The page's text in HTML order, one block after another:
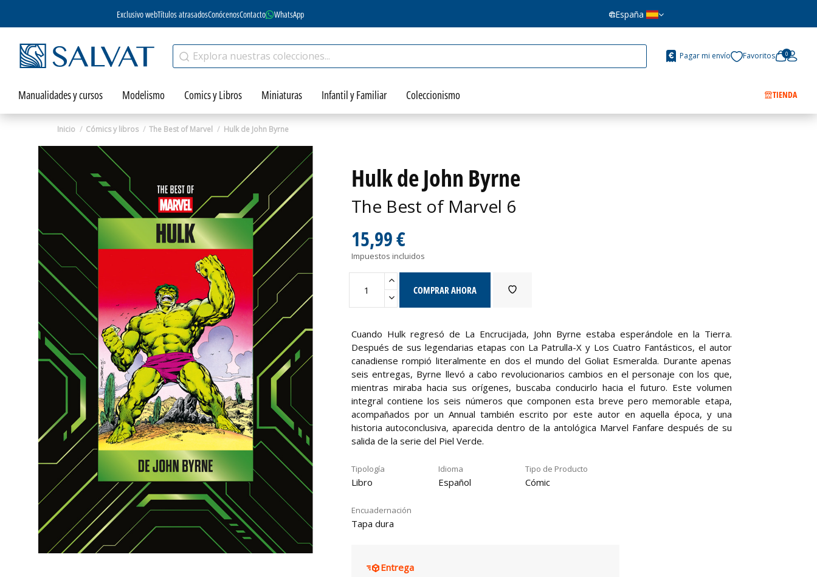
Exclusivo webTítulos atrasadosConócenosContacto WhatsApp España
Pagar mi envío Favoritos 0
Manualidades y cursos Modelismo Comics y Libros Miniaturas Infantil y Familiar Coleccionismo TIENDA
Inicio Cómics y libros The Best of Marvel Hulk de John Byrne
Zoom
Hulk de John Byrne
The Best of Marvel 6
15,99 €
Impuestos incluidos
COMPRAR AHORA
Cuando Hulk regresó de La Encrucijada, John Byrne estaba esperándole en la Tierra.
Después de sus legendarias etapas con La Patrulla-X y Los Cuatro Fantásticos, el autor
canadiense rompió literalmente en dos el mundo del Goliat Esmeralda. Durante apenas
seis entregas, Byrne llevó a cabo revolucionarios cambios en el personaje con los que,
mientras miraba hacia sus orígenes, buscaba conducirlo hacia el futuro. Este volumen
integral contiene los seis números que componen esta breve pero memorable etapa,
acompañados por un Annual también escrito por este autor en aquella época, y una
historia autoconclusiva, aparecida dentro de la antológica Marvel Fanfare después de su
salida de la serie del Piel Verde.
Tipología
Libro
Idioma
Español
Tipo de Producto
Cómic
Encuadernación
Tapa dura
Entrega